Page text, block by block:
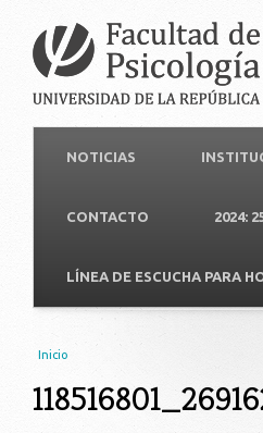
NOTICIAS
CONTACTO 2024:
LÍNEA DE ESCUCHA PARA
Usted está aquí
Inicio